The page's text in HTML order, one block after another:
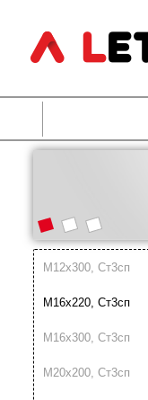
М12х300, Ст3сп
М16х220, Ст3сп
М16х300, Ст3сп
М20х200, Ст3сп